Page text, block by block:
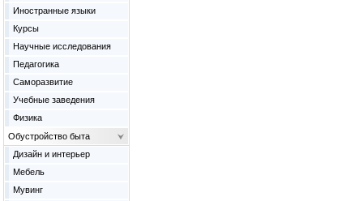
Иностранные языки
Курсы
Научные исследования
Педагогика
Саморазвитие
Учебные заведения
Физика
Обустройство быта
Дизайн и интерьер
Мебель
Мувинг